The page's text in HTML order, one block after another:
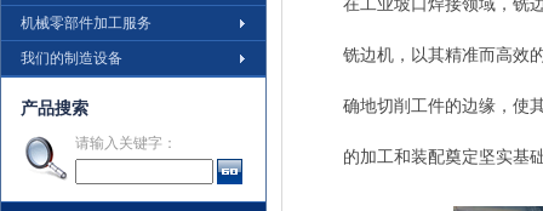
机械零部件加工服务
我们的制造设备
产品搜索
请输入关键字：
铣边机，以其精准而高效
确地切削工件的边缘，使
的加工和装配奠定坚实基